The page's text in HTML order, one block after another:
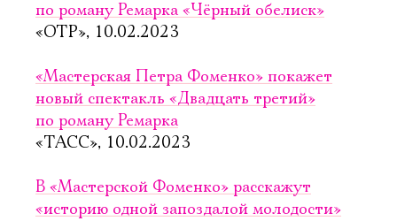
по роману Ремарка «Чёрный обелиск»
«ОТР», 10.02.2023
«Мастерская Петра Фоменко» покажет
новый спектакль «Двадцать третий»
по роману Ремарка
«ТАСС», 10.02.2023
В «Мастерской Фоменко» расскажут
«историю одной запоздалой молодости»